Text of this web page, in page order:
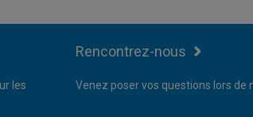
les
Rencontrez-nous
Venez poser vos questions lors de